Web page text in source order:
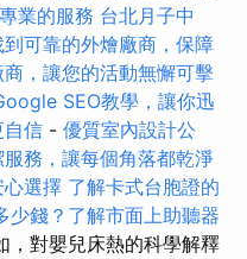
業的服務 台北月子中
到可靠的外燴廠商，保障
，讓您的活動無懈可擊
SEO教學，讓你迅
自信 - 優質室內設計公
服務，讓每個角落都乾淨
心選擇 了解卡式台胞證的
少錢？了解市面上助聽器
，對嬰兒床熱的科學解釋